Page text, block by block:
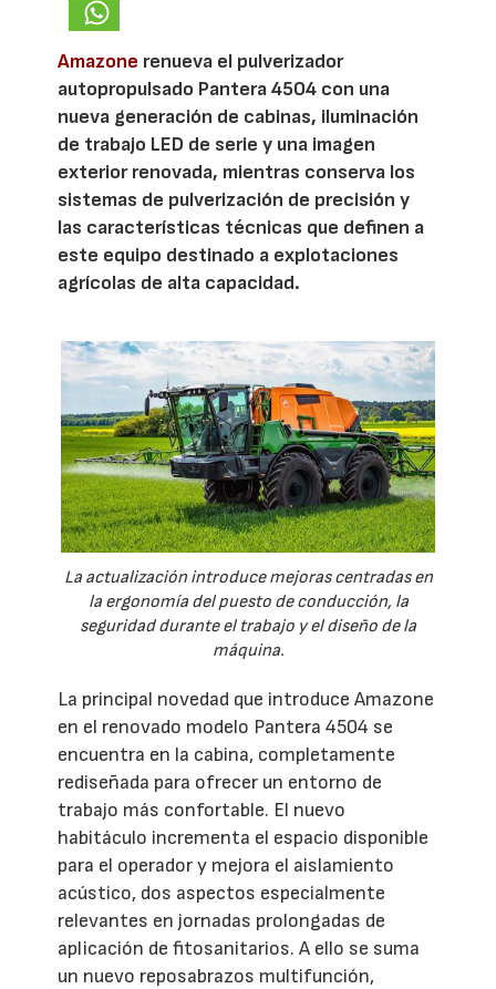
Amazone renueva el pulverizador
autopropulsado Pantera 4504 con una
nueva generación de cabinas, iluminación
de trabajo LED de serie y una imagen
exterior renovada, mientras conserva los
sistemas de pulverización de precisión y
las características técnicas que definen a
este equipo destinado a explotaciones
agrícolas de alta capacidad.
La actualización introduce mejoras centradas en
la ergonomía del puesto de conducción, la
seguridad durante el trabajo y el diseño de la
máquina.
La principal novedad que introduce Amazone
en el renovado modelo Pantera 4504 se
encuentra en la cabina, completamente
rediseñada para ofrecer un entorno de
trabajo más confortable. El nuevo
habitáculo incrementa el espacio disponible
para el operador y mejora el aislamiento
acústico, dos aspectos especialmente
relevantes en jornadas prolongadas de
aplicación de fitosanitarios. A ello se suma
un nuevo reposabrazos multifunción,